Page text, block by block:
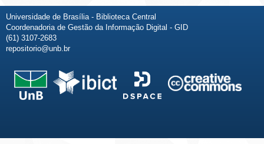
Universidade de Brasília - Biblioteca Central
Coordenadoria de Gestão da Informação Digital - GID
(61) 3107-2683
repositorio@unb.br